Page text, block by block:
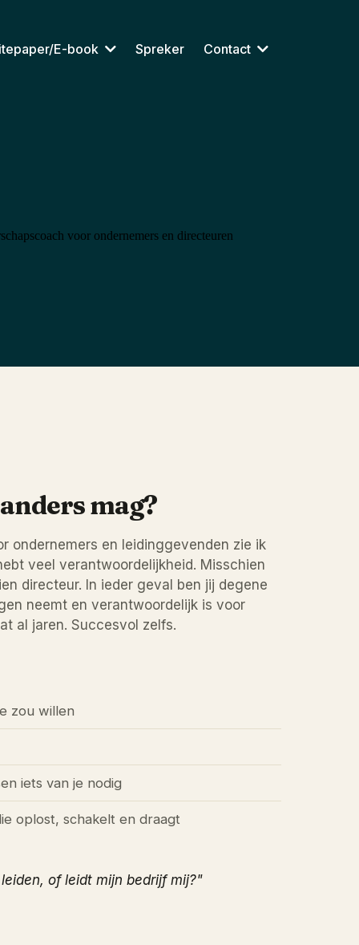
E-book Spreker Contact
mag?
ondernemers en leidinggevenden zie ik
veel verantwoordelijkheid. Misschien
directeur. In ieder geval ben jij degene
neemt en verantwoordelijk is voor
al jaren. Succesvol zelfs.
zou willen
iets van je nodig
oplost, schakelt en draagt
of leidt mijn bedrijf mij?"